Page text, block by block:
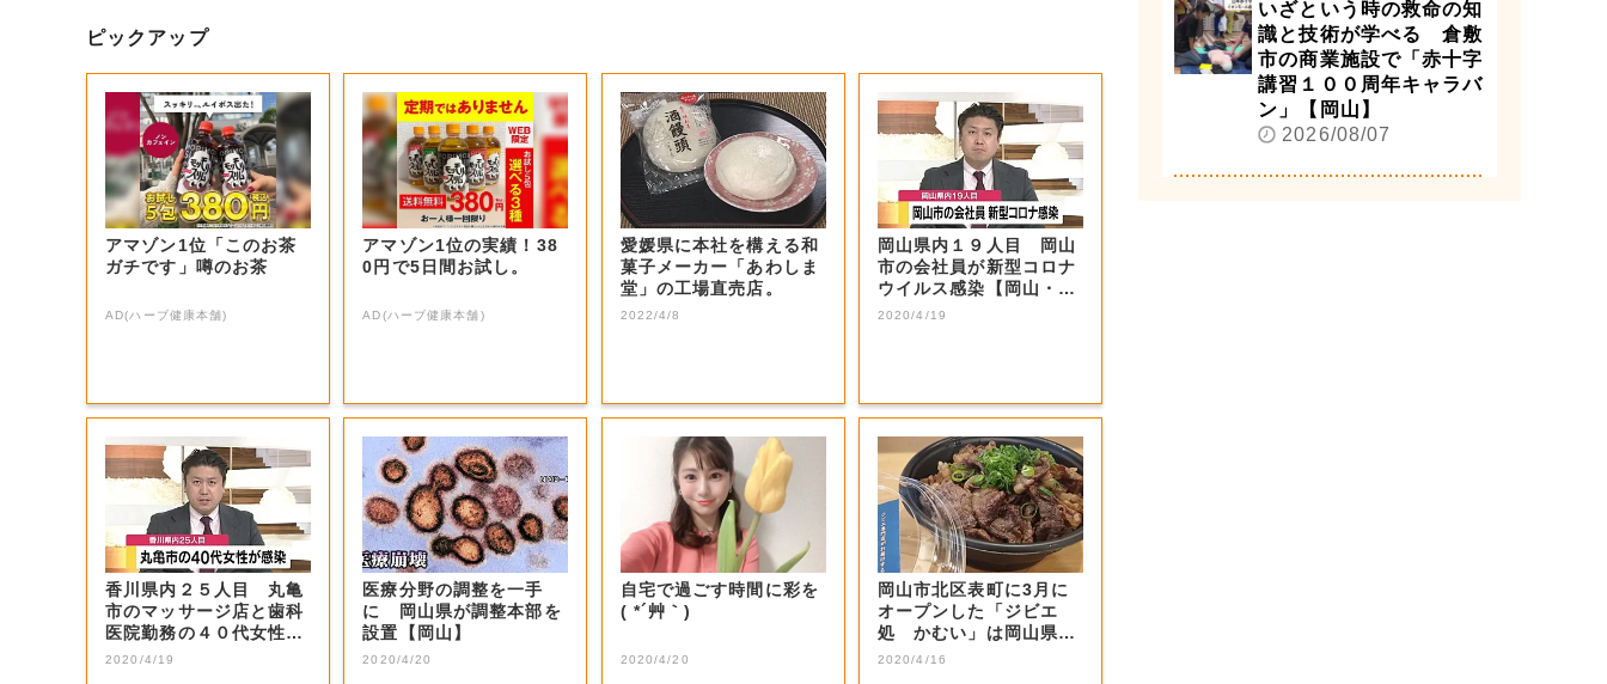
ピックアップ
アマゾン1位「このお茶
ガチです」噂のお茶
AD(ハーブ健康本舗)
アマゾン1位の実績！38
0円で5日間お試し。
AD(ハーブ健康本舗)
愛媛県に本社を構える和
菓子メーカー「あわしま
堂」の工場直売店。
2022/4/8
岡山県内１９人目 岡山
市の会社員が新型コロナ
ウイルス感染【岡山・岡
山市】
2020/4/19
香川県内２５人目 丸亀
市のマッサージ店と歯科
医院勤務の４０代女性が
新型コロナ感染...
2020/4/19
医療分野の調整を一手
に 岡山県が調整本部を
設置【岡山】
2020/4/20
自宅で過ごす時間に彩を
( *´艸｀)
2020/4/20
岡山市北区表町に3月に
オープンした「ジビエ
処 かむい」は岡山県内
で捕獲されたイノ...
2020/4/16
いざという時の救命の知
識と技術が学べる 倉敷
市の商業施設で「赤十字
講習１００周年キャラバ
ン」【岡山】
2026/08/07